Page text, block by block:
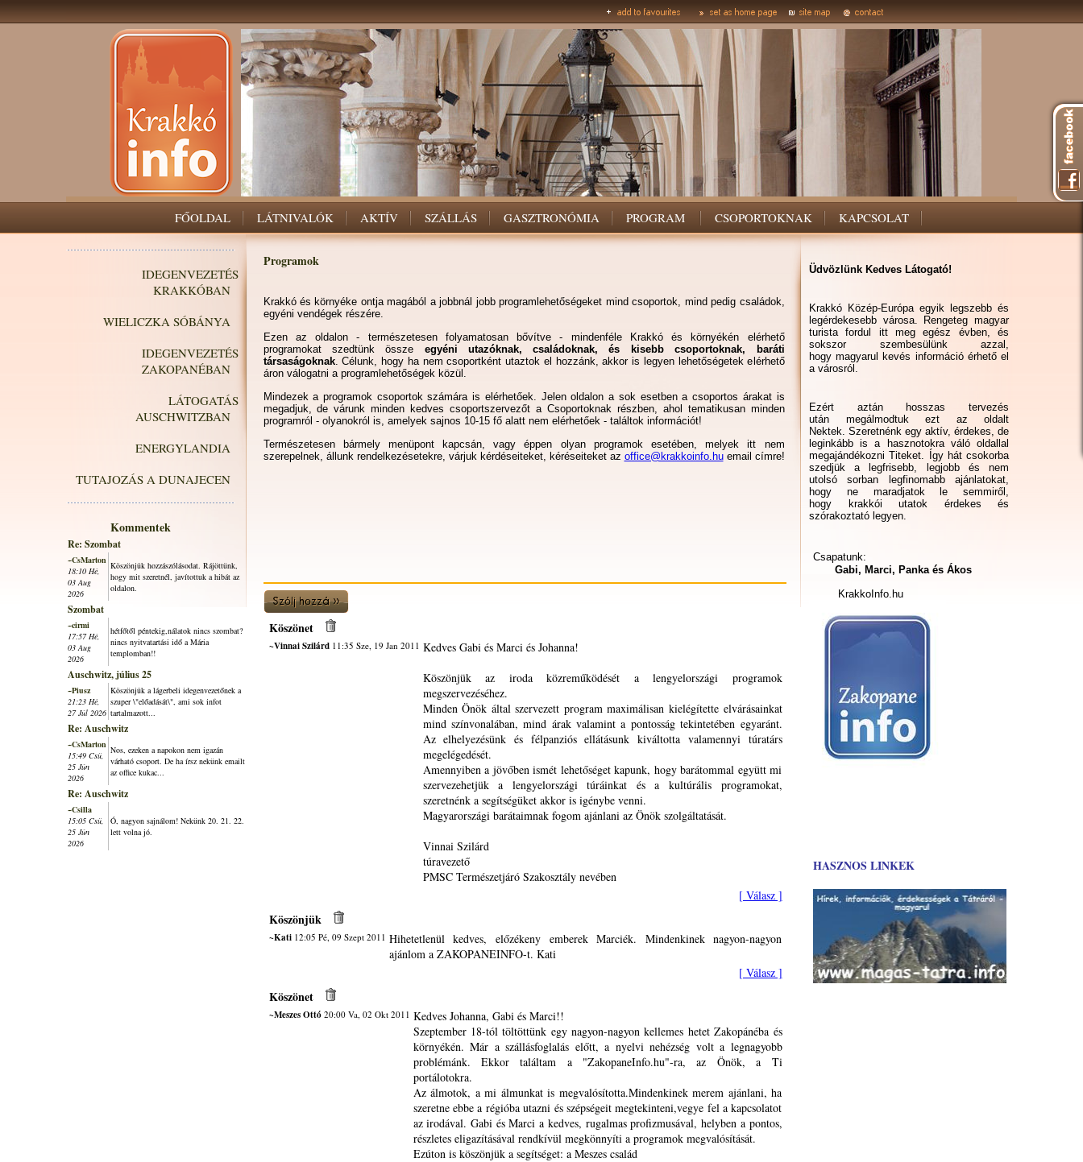
FŐOLDAL LÁTNIVALÓK AKTÍV SZÁLLÁS GASZTRONÓMIA PROGRAM CSOPORTOKNAK KAPCSOLAT
IDEGENVEZETÉS
KRAKKÓBAN
WIELICZKA SÓBÁNYA
IDEGENVEZETÉS
ZAKOPANÉBAN
LÁTOGATÁS
AUSCHWITZBAN
ENERGYLANDIA
TUTAJOZÁS A DUNAJECEN
Kommentek
Re: Szombat
~CsMarton
18:10 Hé,
03 Aug
2026
Köszönjük hozzászólásodat. Rájöttünk,
hogy mit szeretnél, javítottuk a hibát az
oldalon.
Szombat
~cirmi
17:57 Hé,
03 Aug
2026
hétfőtől péntekig,nálatok nincs szombat?
nincs nyitvatartási idő a Mária
templomban!!
Auschwitz, július 25
~Piusz
21:23 Hé,
27 Júl 2026
Köszönjük a lágerbeli idegenvezetőnek a
szuper \"előadását\", ami sok infot
tartalmazott...
Re: Auschwitz
~CsMarton
15:49 Csü,
25 Jún
2026
Nos, ezeken a napokon nem igazán
várható csoport. De ha írsz nekünk emailt
az office kukac...
Re: Auschwitz
~Csilla
15:05 Csü,
25 Jún
2026
Ó, nagyon sajnálom! Nekünk 20. 21. 22.
lett volna jó.
Programok
Krakkó és környéke ontja magából a jobbnál jobb programlehetőségeket mind csoportok, mind pedig családok,
egyéni vendégek részére.
Ezen az oldalon - természetesen folyamatosan bővítve - mindenféle Krakkó és környékén elérhető
programokat szedtünk össze egyéni utazóknak, családoknak, és kisebb csoportoknak, baráti
társaságoknak. Célunk, hogy ha nem csoportként utaztok el hozzánk, akkor is legyen lehetőségetek elérhető
áron válogatni a programlehetőségek közül.
Mindezek a programok csoportok számára is elérhetőek. Jelen oldalon a sok esetben a csoportos árakat is
megadjuk, de várunk minden kedves csoportszervezőt a Csoportoknakrészben, ahol tematikusan minden
programról - olyanokról is, amelyek sajnos 10-15 fő alatt nem elérhetőek - találtok információt!
Természetesen bármely menüpont kapcsán, vagy éppen olyan programok esetében, melyek itt nem
szerepelnek, állunk rendelkezésetekre, várjuk kérdéseiteket, kéréseiteket az office@krakkoinfo.huemail címre!
Köszönet
~Vinnai Szilárd11:35 Sze, 19 Jan 2011 Kedves Gabi és Marci és Johanna!
Köszönjük az iroda közreműködését a lengyelországi programok
megszervezéséhez.
Minden Önök által szervezett program maximálisan kielégítette elvárásainkat
mind színvonalában, mind árak valamint a pontosság tekintetében egyaránt.
Az elhelyezésünk és félpanziós ellátásunk kiváltotta valamennyi túratárs
megelégedését.
Amennyiben a jövőben ismét lehetőséget kapunk, hogy barátommal együtt mi
szervezehetjük a lengyelországi túráinkat és a kultúrális programokat,
szeretnénk a segítségüket akkor is igénybe venni.
Magyarországi barátaimnak fogom ajánlani az Önök szolgáltatását.
Vinnai Szilárd
túravezető
PMSC Természetjáró Szakosztály nevében
[ Válasz ]
Köszönjük
~Kati12:05 Pé, 09 Szept 2011 Hihetetlenül kedves, előzékeny emberek Marciék. Mindenkinek nagyon-nagyon
ajánlom a ZAKOPANEINFO-t. Kati
[ Válasz ]
Köszönet
~Meszes Ottó20:00 Va, 02 Okt 2011 Kedves Johanna, Gabi és Marci!!
Szeptember 18-tól töltöttünk egy nagyon-nagyon kellemes hetet Zakopánéba és
környékén. Már a szállásfoglalás előtt, a nyelvi nehézség volt a legnagyobb
problémánk. Ekkor találtam a "ZakopaneInfo.hu"-ra, az Önök, a Ti
portálotokra.
Az álmotok, a mi álmunkat is megvalósította.Mindenkinek merem ajánlani, ha
szeretne ebbe a régióba utazni és szépségeit megtekinteni,vegye fel a kapcsolatot
az irodával. Gabi és Marci a kedves, rugalmas profizmusával, helyben a pontos,
részletes eligazításával rendkívül megkönnyíti a programok megvalósítását.
Ezúton is köszönjük a segítséget: a Meszes család
Üdvözlünk Kedves Látogató!
Krakkó Közép-Európa egyik legszebb és
legérdekesebb városa. Rengeteg magyar
turista fordul itt meg egész évben, és
sokszor szembesülünk azzal,
hogy magyarul kevés információ érhető el
a városról.
Ezért aztán hosszas tervezés
után megálmodtuk ezt az oldalt
Nektek. Szeretnénk egy aktív, érdekes, de
leginkább is a hasznotokra váló oldallal
megajándékozni Titeket. Így hát csokorba
szedjük a legfrisebb, legjobb és nem
utolsó sorban legfinomabb ajánlatokat,
hogy ne maradjatok le semmiről,
hogy krakkói utatok érdekes és
szórakoztató legyen.
Csapatunk:
Gabi, Marci, Panka és Ákos
KrakkoInfo.hu
HASZNOS LINKEK